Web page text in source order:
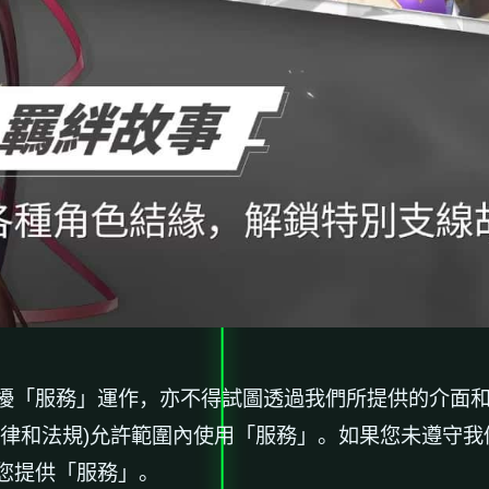
「服務」運作，亦不得試圖透過我們所提供的介面
和法規)允許範圍內使用「服務」。如果您未遵守
供「服務」。